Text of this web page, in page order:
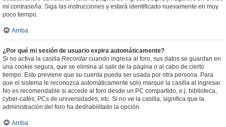
mi contraseña. Siga las instrucciones y estará identificado nuevamente en muy
poco tiempo.
Arriba
¿Por qué mi sesión de usuario expira automáticamente?
Si no activa la casilla Recordarcuando ingresa al foro, sus datos se guardan en
una cookie segura, que se elimina al salir de la página o al cabo de cierto
tiempo. Esto previene que su cuenta pueda ser usada por otra persona. Para
que el sistema le reconozca automáticamente solo marque la casilla al ingresar.
No es recomendable si accede al foro desde un PC compartido, e.j. biblioteca,
cyber-cafés, PCs de universidades, etc. Si no ve la casilla, significa que la
administración del foro ha deshabilitado la opción.
Arriba